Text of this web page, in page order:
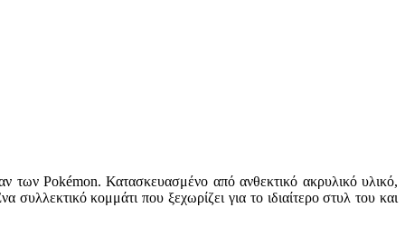
των Pokémon. Κατασκευασμένο από ανθεκτικό ακρυλικό υλικό,
κομμάτι που ξεχωρίζει για το ιδιαίτερο στυλ του και